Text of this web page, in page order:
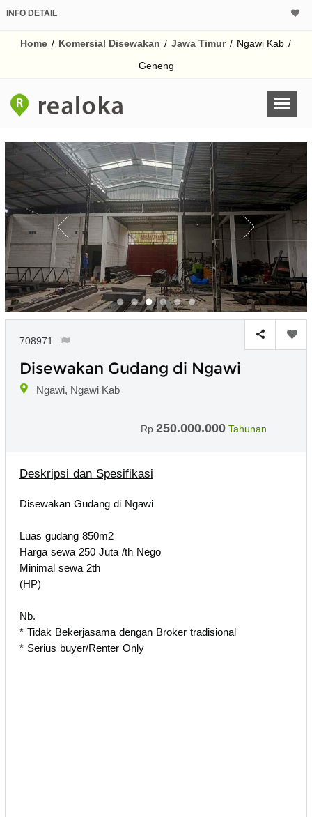
INFO DETAIL
Home / Komersial Disewakan / Jawa Timur / Ngawi Kab /
Geneng
708971
Disewakan Gudang di Ngawi
Ngawi, Ngawi Kab
Rp 250.000.000 Tahunan
Deskripsi dan Spesifikasi
Disewakan Gudang di Ngawi
Luas gudang 850m2
Harga sewa 250 Juta /th Nego
Minimal sewa 2th
(HP)
Nb.
* Tidak Bekerjasama dengan Broker tradisional
* ⁠Serius buyer/Renter Only